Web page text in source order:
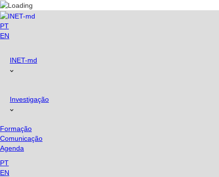
Skip
to
content
PT
EN
INET-md
Investigação
Formação
Comunicação
Agenda
PT
EN